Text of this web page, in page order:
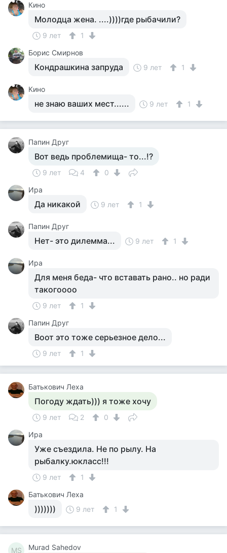
Кино
Молодца жена. ....))))где рыбачили?
9 лет
1
Борис Смирнов
Кондрашкина запруда 9 лет 1
Кино
не знаю ваших мест...... 9 лет 1
Папин Друг
Вот ведь проблемища- то...!?
9 лет 4
0
Ира
Да никакой 9 лет 1
Папин Друг
Нет- это дилемма... 9 лет 1
Ира
Для меня беда- что вставать рано.. но ради
такогоооо
9 лет
1
Папин Друг
Воот это тоже серьезное дело...
9 лет 1
Батькович Леха
Погоду ждать))) я тоже хочу
9 лет 2
0
Ира
Уже съездила. Не по рылу. На
рыбалку.юкласс!!!
9 лет
1
Батькович Леха
))))))) 9 лет 1
MS Murad Sahedov